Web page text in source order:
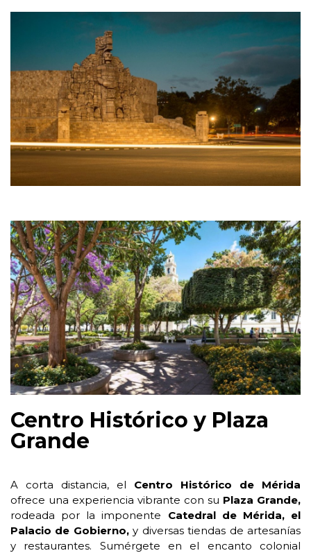
Centro Histórico y Plaza
Grande
A corta distancia, el Centro Histórico de Mérida
ofrece una experiencia vibrante con su Plaza Grande,
rodeada por la imponente Catedral de Mérida, el
Palacio de Gobierno,y diversas tiendas de artesanías
y restaurantes. Sumérgete en el encanto colonial